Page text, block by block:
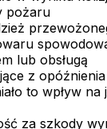
pożaru
lub obsługą
z
to wpływ
za szkody